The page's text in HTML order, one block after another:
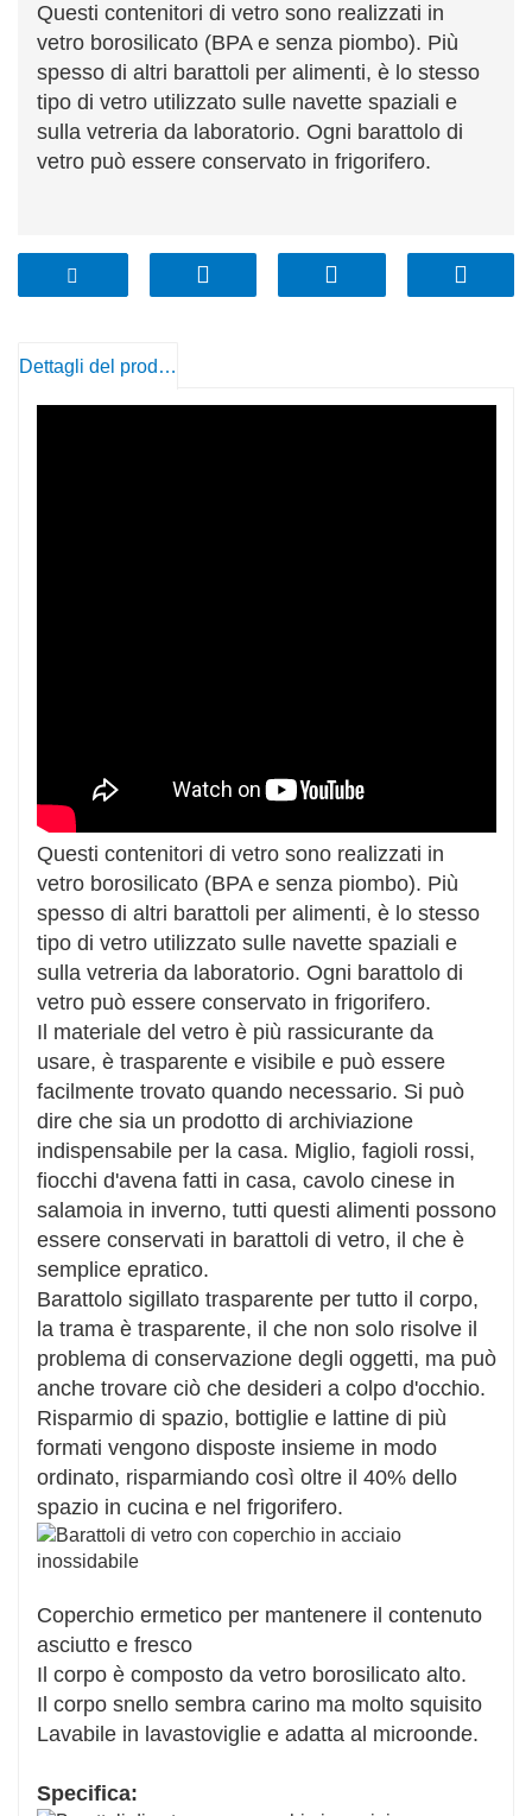
Questi contenitori di vetro sono realizzati in
vetro borosilicato (BPA e senza piombo). Più
spesso di altri barattoli per alimenti, è lo stesso
tipo di vetro utilizzato sulle navette spaziali e
sulla vetreria da laboratorio. Ogni barattolo di
vetro può essere conservato in frigorifero.
asciutto e fresco
Il corpo è composto da vetro borosilicato alto.
Lavabile in lavastoviglie e adatta al microonde.
Dettagli del prodotto
Questi contenitori di vetro sono realizzati in
vetro borosilicato (BPA e senza piombo). Più
spesso di altri barattoli per alimenti, è lo stesso
tipo di vetro utilizzato sulle navette spaziali e
sulla vetreria da laboratorio. Ogni barattolo di
vetro può essere conservato in frigorifero.
Il materiale del vetro è più rassicurante da
usare, è trasparente e visibile e può essere
facilmente trovato quando necessario. Si può
dire che sia un prodotto di archiviazione
indispensabile per la casa. Miglio, fagioli rossi,
fiocchi d'avena fatti in casa, cavolo cinese in
salamoia in inverno, tutti questi alimenti possono
essere conservati in barattoli di vetro, il che è
semplice epratico.
Barattolo sigillato trasparente per tutto il corpo,
la trama è trasparente, il che non solo risolve il
problema di conservazione degli oggetti, ma può
anche trovare ciò che desideri a colpo d'occhio.
Risparmio di spazio, bottiglie e lattine di più
formati vengono disposte insieme in modo
ordinato, risparmiando così oltre il 40% dello
spazio in cucina e nel frigorifero.
Coperchio ermetico per mantenere il contenuto
asciutto e fresco
Il corpo è composto da vetro borosilicato alto.
Il corpo snello sembra carino ma molto squisito
Lavabile in lavastoviglie e adatta al microonde.
Specifica: